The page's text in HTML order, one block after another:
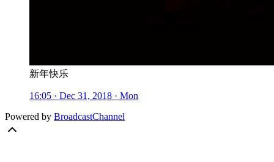
新年快乐
16:05 · Dec 31, 2018 · Mon
Powered by BroadcastChannel